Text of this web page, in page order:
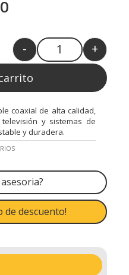
Quantity
- +
coaxial de alta calidad,
y sistemas de
y duradera.
de descuento!